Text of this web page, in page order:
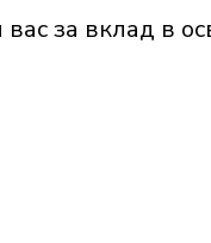
за вклад в